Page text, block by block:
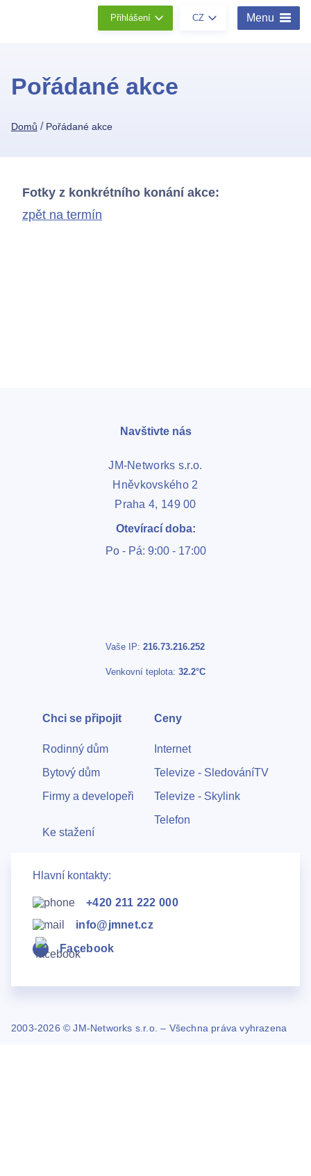
Přihlášení CZ Menu
Bezdrátové přístupové body
Pořádané akce
Domů / Pořádané akce
Fotky z konkrétního konání akce:
zpět na termín
Vaše IP: 216.73.216.252
Venkovní teplota: 32.2°C
Navštivte nás
JM-Networks s.r.o.
Hněvkovského 2
Praha 4, 149 00
Otevírací doba:
Po - Pá: 9:00 - 17:00
Chci se připojit
Rodinný dům
Bytový dům
Firmy a developeři
Ke stažení
Ceny
Internet
Televize - SledováníTV
Televize - Skylink
Telefon
Hlavní kontakty:
+420 211 222 000
info@jmnet.cz
Facebook
2003-2026 © JM-Networks s.r.o. – Všechna práva vyhrazena